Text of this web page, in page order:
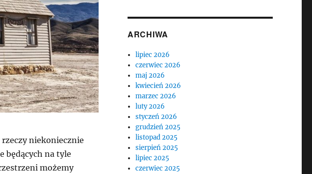
niekoniecznie
będących na tyle
możemy
ARCHIWA
lipiec 2026
czerwiec 2026
maj 2026
kwiecień 2026
marzec 2026
luty 2026
styczeń 2026
grudzień 2025
listopad 2025
sierpień 2025
lipiec 2025
czerwiec 2025